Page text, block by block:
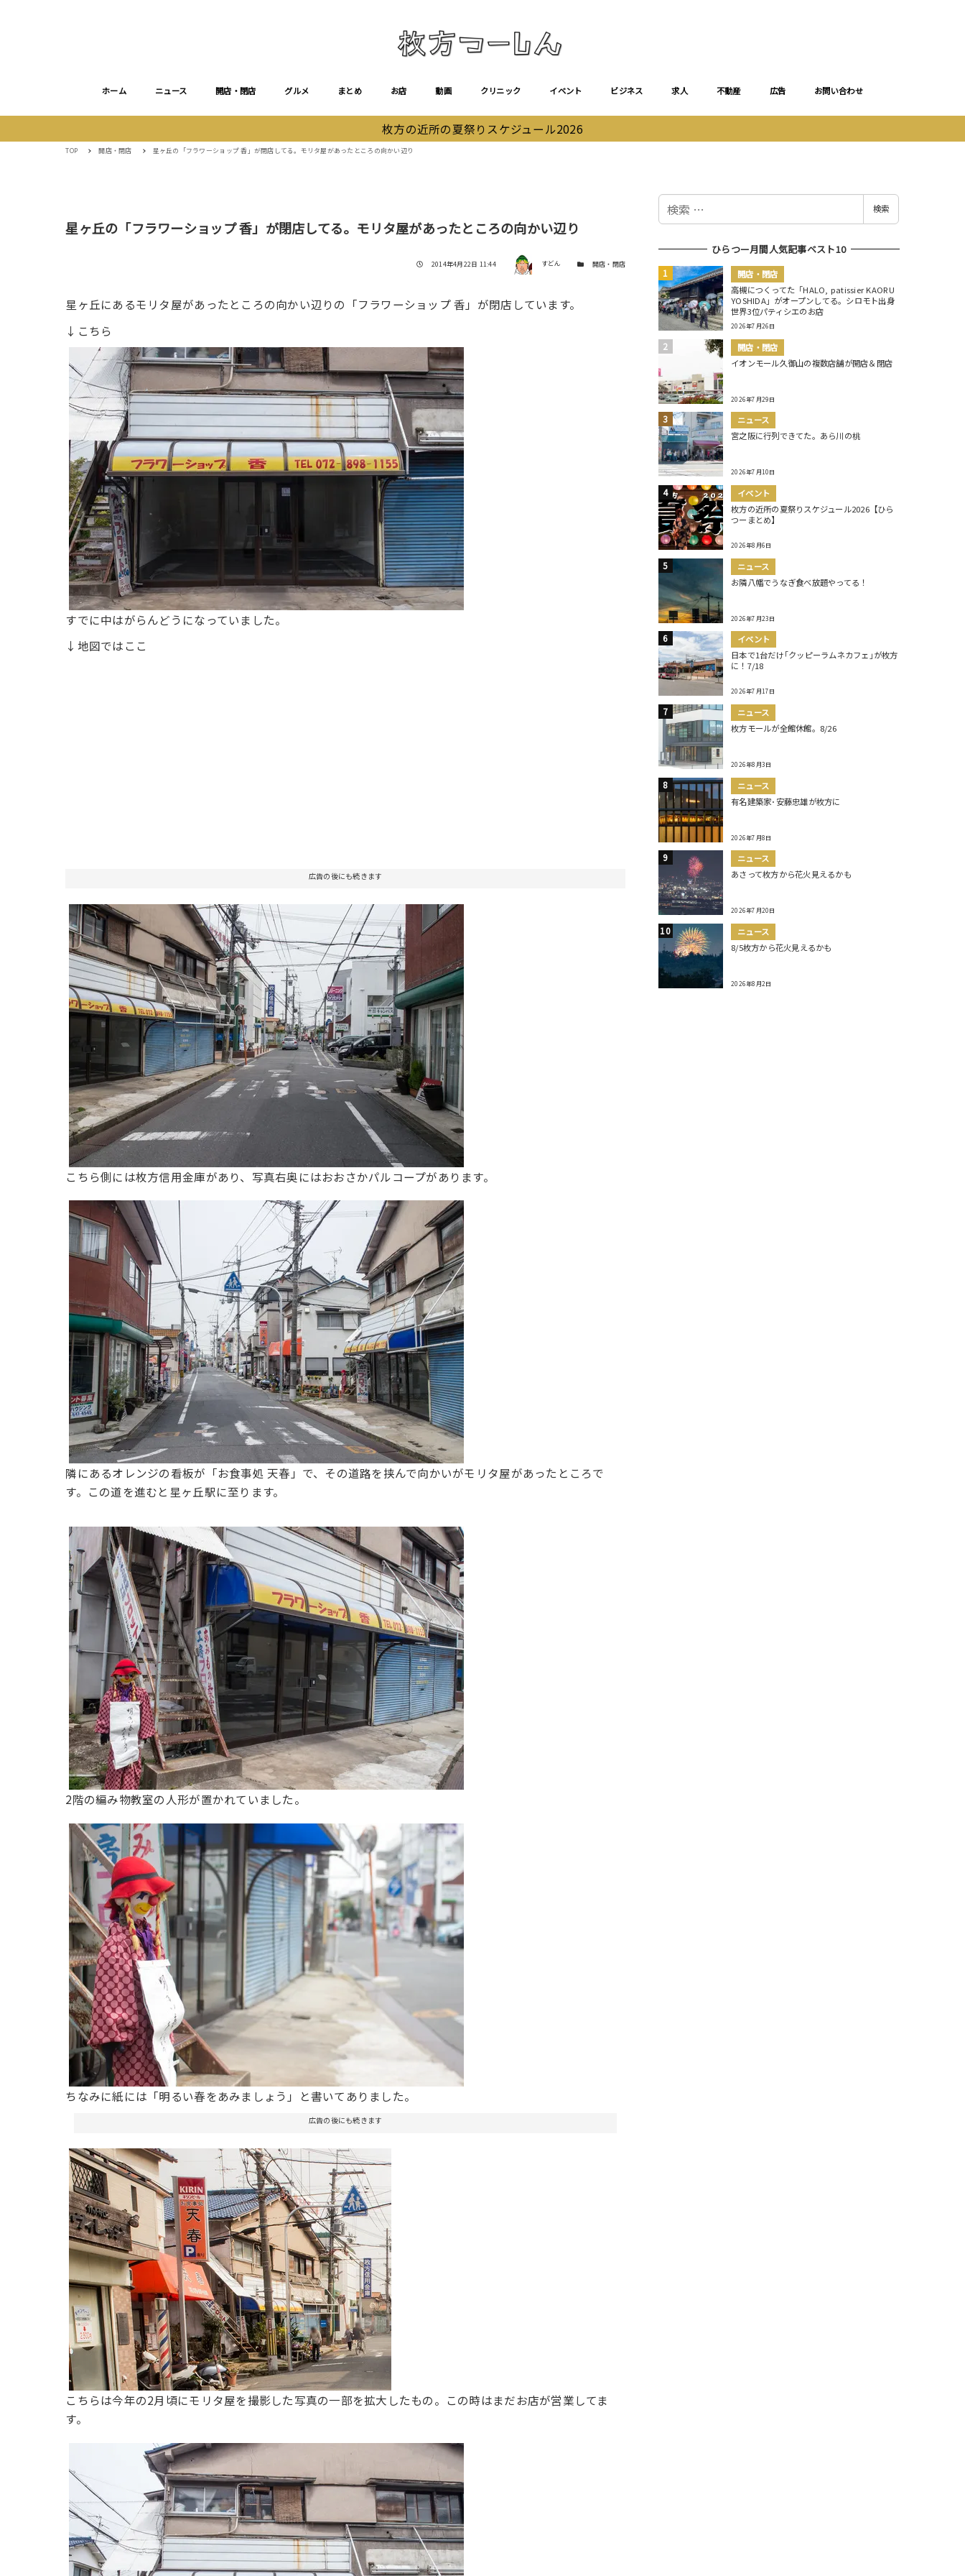
ホーム ニュース 開店・閉店 グルメ まとめ お店 動画 クリニック イベント ビジネス 求人 不動産 広告 お問い合わせ
枚方の近所の夏祭りスケジュール2026
TOP 開店・閉店 星ヶ丘の「フラワーショップ 香」が閉店してる。モリタ屋があったところの向かい辺り
星ヶ丘の「フラワーショップ 香」が閉店してる。モリタ屋があったところの向かい辺り
投稿日
2014年4月22日 11:44 著者 すどん カテゴリー開店・閉店
星ヶ丘にあるモリタ屋があったところの向かい辺りの「フラワーショップ 香」が閉店しています。
↓こちら
すでに中はがらんどうになっていました。
↓地図ではここ
広告の後にも続きます
こちら側には枚方信用金庫があり、写真右奥にはおおさかパルコープがあります。
隣にあるオレンジの看板が「お食事処 天春」で、その道路を挟んで向かいがモリタ屋があったところで
す。この道を進むと星ヶ丘駅に至ります。
2階の編み物教室の人形が置かれていました。
ちなみに紙には「明るい春をあみましょう」と書いてありました。
広告の後にも続きます
こちらは今年の2月頃にモリタ屋を撮影した写真の一部を拡大したもの。この時はまだお店が営業してま
す。
検
検索
ひらつー月間人気記事ベスト10
開店・閉店
高槻につくってた「HALO, patissier KAORU
YOSHIDA」がオープンしてる。シロモト出身
世界3位パティシエのお店
2026年7月26日
開店・閉店
イオンモール久御山の複数店舗が開店＆閉店
2026年7月29日
ニュース
宮之阪に行列できてた。あら川の桃
2026年7月10日
イベント
枚方の近所の夏祭りスケジュール2026【ひら
つーまとめ】
2026年8月6日
ニュース
お隣八幡でうなぎ食べ放題やってる！
2026年7月23日
イベント
日本で1台だけ｢クッピーラムネカフェ｣が枚方
に！7/18
2026年7月17日
ニュース
枚方モールが全館休館。8/26
2026年8月3日
ニュース
有名建築家･安藤忠雄が枚方に
2026年7月8日
ニュース
あさって枚方から花火見えるかも
2026年7月20日
ニュース
8/5枚方から花火見えるかも
2026年8月2日